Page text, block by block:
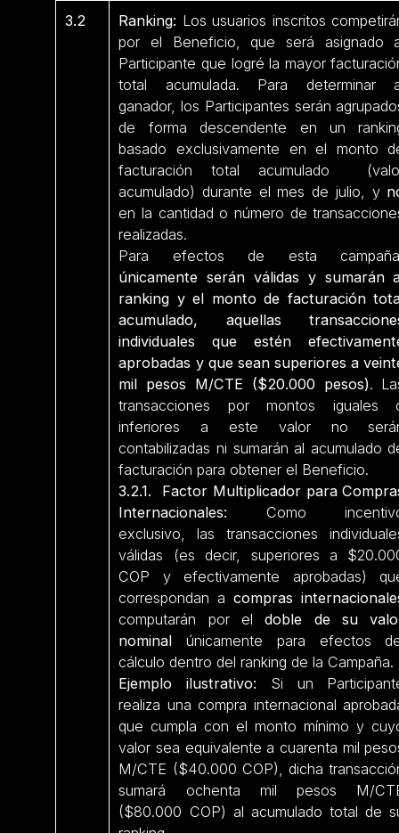
3.2 Ranking: Los usuarios inscritos
por el Beneficio, que será asignado
Participante que logré la mayor
total acumulada. Para determinar
ganador, los Participantes serán
de forma descendente en un
basado exclusivamente en el monto
facturación total acumulado
acumulado) durante el mes de julio, y
en la cantidad o número de
realizadas.
Para efectos de esta
únicamente serán válidas y sumarán
ranking y el monto de facturación
acumulado, aquellas
individuales que estén
aprobadas y que sean superiores a
mil pesos M/CTE ($20.000 pesos).
transacciones por montos iguales
inferiores a este valor no
contabilizadas ni sumarán al acumulado
facturación para obtener el Beneficio.
3.2.1. Factor Multiplicador para
Internacionales: Como
exclusivo, las transacciones
válidas (es decir, superiores a
COP y efectivamente aprobadas)
correspondan acompras
computarán por eldoble de su
nominalúnicamente para efectos
cálculo dentro del ranking de la Campaña.
Ejemplo ilustrativo: Si un
realiza una compra internacional
que cumpla con el monto mínimo y
valor sea equivalente a cuarenta mil
M/CTE ($40.000 COP), dicha
sumará ochenta mil pesos M/
($80.000 COP) al acumulado total de